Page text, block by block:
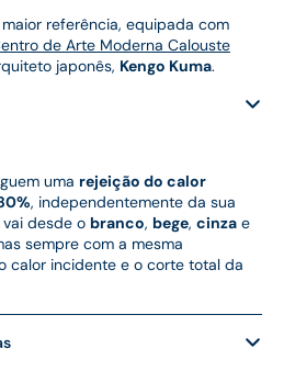
referência, equipada com
de Arte Moderna Calouste
japonês, Kengo Kuma.
uma rejeição do calor
, independentemente da sua
desde o branco, bege, cinza e
sempre com a mesma
calor incidente e o corte total da